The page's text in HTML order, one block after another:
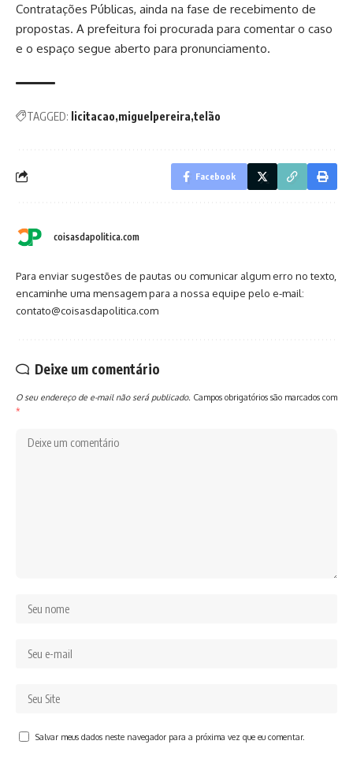
Contratações Públicas, ainda na fase de recebimento de
propostas. A prefeitura foi procurada para comentar o caso
e o espaço segue aberto para pronunciamento.
TAGGED: licitacao miguelpereira telão
Facebook
coisasdapolitica.com
Para enviar sugestões de pautas ou comunicar algum erro no texto,
encaminhe uma mensagem para a nossa equipe pelo e-mail:
contato@coisasdapolitica.com
Deixe um comentário
O seu endereço de e-mail não será publicado. Campos obrigatórios são marcados com
*
Salvar meus dados neste navegador para a próxima vez que eu comentar.